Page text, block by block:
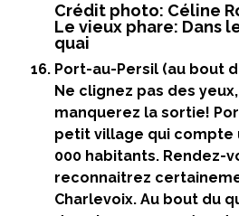
Crédit photo: Céline
Le vieux phare: Dans
quai
Port-au-Persil (au bout
Ne clignez pas des
manquerez la sortie!
petit village qui compte
000 habitants. Rendez-
reconnaitrez
Charlevoix. Au bout du